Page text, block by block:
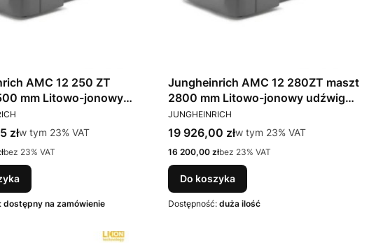
AMC 12 250 ZT
jonowy
złw tym %s VAT
w tym 23% VAT
bez 23% VAT
dostępny na zamówienie
Jungheinrich AMC 12 280ZT maszt
2800 mm Litowo-jonowy udźwig
1200kg
PRODUCENT
JUNGHEINRICH
Cena brutto
19 926,00 złw tym %s VAT
w tym 23% VAT
Cena netto
16 200,00 złbez 23% VAT
Do koszyka
Dostępność: duża ilość